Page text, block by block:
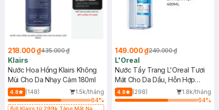
218.000 ₫435.000 ₫
Klairs
Nước Hoa Hồng Klairs Không
Mùi Cho Da Nhạy Cảm 180ml
4.8 (148)
1.5k/tháng
64%
Bill Klairs từ 299k Tặng Mặt Nạ
149.000 ₫249.000 ₫
L'Oreal
Nước Tẩy Trang L'Oreal Tươi
Mát Cho Da Dầu, Hỗn Hợp
400ml
4.8 (298)
1.8k/tháng
64%